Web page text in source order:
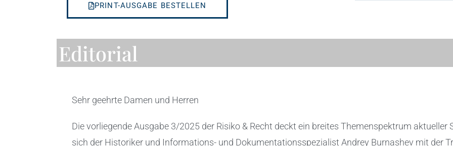
PRINT-AUSGABE BESTELLEN
Editorial
Sehr geehrte Damen und Herren
Die vorliegende Ausgabe 3/2025 der Risiko & Recht deckt ein breites Themenspektrum
sich der Historiker und Informations- und Dokumentationsspezialist Andrey Burnashev mit der